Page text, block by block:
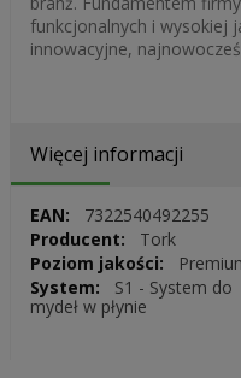
funkcjonalnych i wysokiej
innowacyjne,
Więcej informacji
Więcej
informacji
7322540492255
Tork
S1 - System do
mydeł w płynie